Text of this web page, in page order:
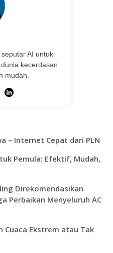
AI untuk
kecerdasan
mudah.
– Internet Cepat dari PLN
Pemula: Efektif, Mudah,
Direkomendasikan
Perbaikan Menyeluruh AC
Cuaca Ekstrem atau Tak